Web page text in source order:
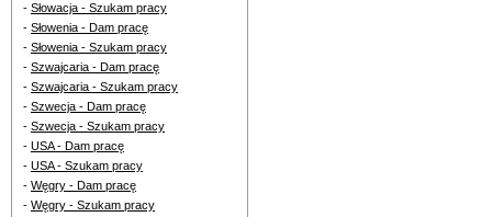
- Słowacja - Szukam pracy
- Słowenia - Dam pracę
- Słowenia - Szukam pracy
- Szwajcaria - Dam pracę
- Szwajcaria - Szukam pracy
- Szwecja - Dam pracę
- Szwecja - Szukam pracy
- USA - Dam pracę
- USA - Szukam pracy
- Węgry - Dam pracę
- Węgry - Szukam pracy